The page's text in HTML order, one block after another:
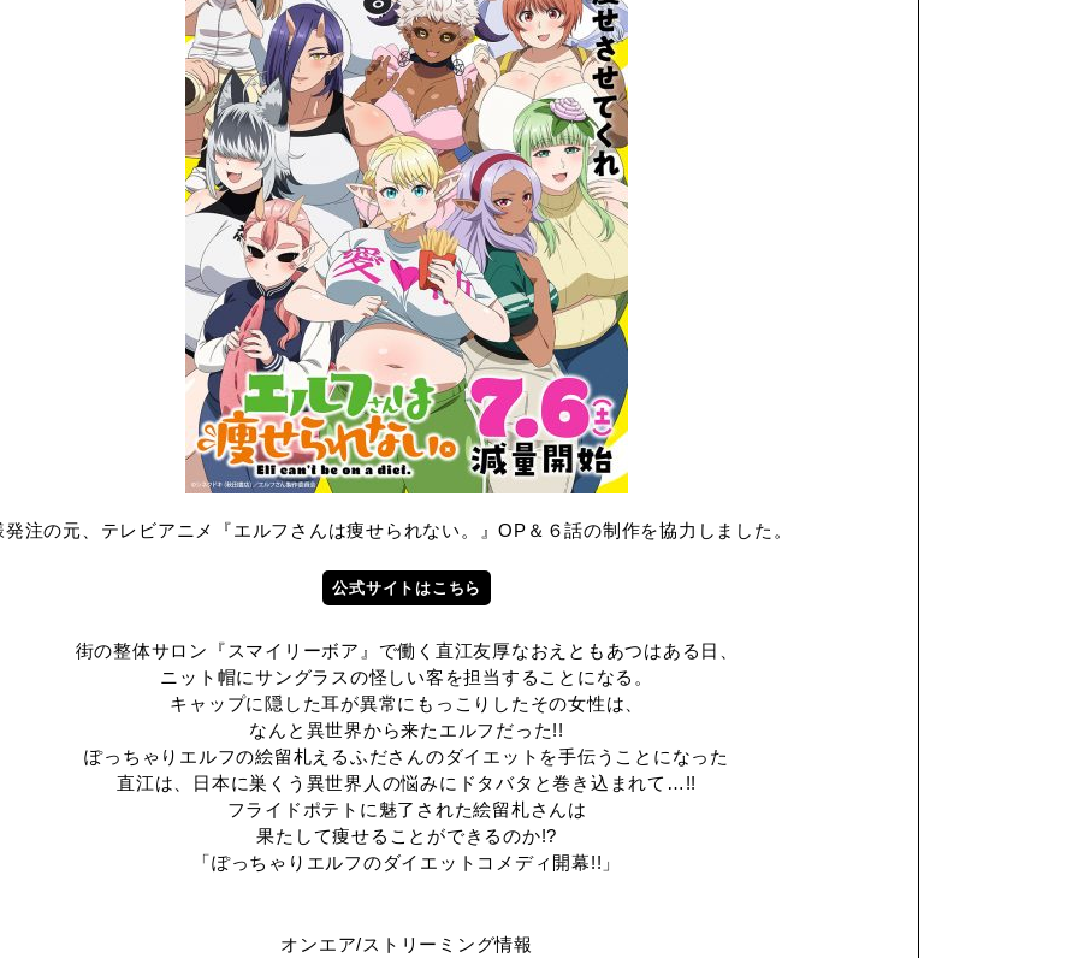
注の元、テレビアニメ『エルフさんは痩せられない。』OP＆６話の制作を協力しました。
公式サイトはこちら
街の整体サロン『スマイリーボア』で働く直江友厚なおえともあつはある日、
ニット帽にサングラスの怪しい客を担当することになる。
キャップに隠した耳が異常にもっこりしたその女性は、
なんと異世界から来たエルフだった!!
ぽっちゃりエルフの絵留札えるふださんのダイエットを手伝うことになった
直江は、日本に巣くう異世界人の悩みにドタバタと巻き込まれて…!!
フライドポテトに魅了された絵留札さんは
果たして痩せることができるのか!?
「ぽっちゃりエルフのダイエットコメディ開幕!!」
オンエア/ストリーミング情報